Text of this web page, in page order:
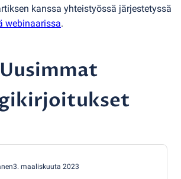
kanssa yhteistyössä järjestetyssä
webinaarissa.
Uusimmat
3. maaliskuuta 2023